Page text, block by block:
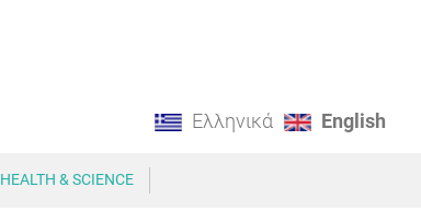
Ελληνικά English
HEALTH & SCIENCE